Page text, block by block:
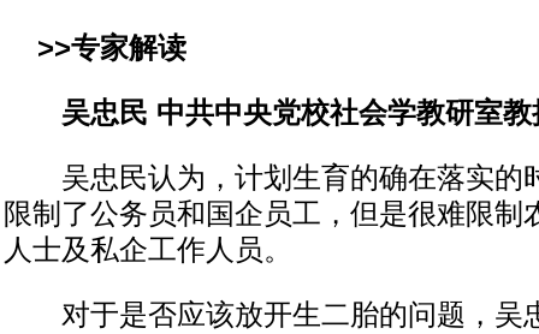
>>专家解读
吴忠民 中共中央党校社会学教研室教
吴忠民认为，计划生育的确在落实的
限制了公务员和国企员工，但是很难限制
人士及私企工作人员。
对于是否应该放开生二胎的问题，吴